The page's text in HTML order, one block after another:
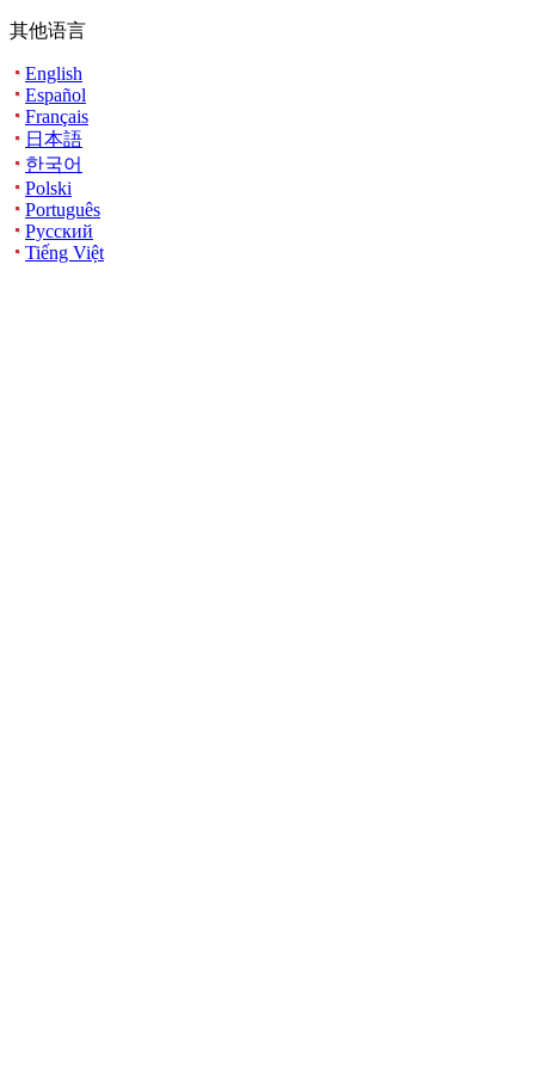
其他语言
English
Español
Français
日本語
한국어
Polski
Português
Русский
Tiếng Việt